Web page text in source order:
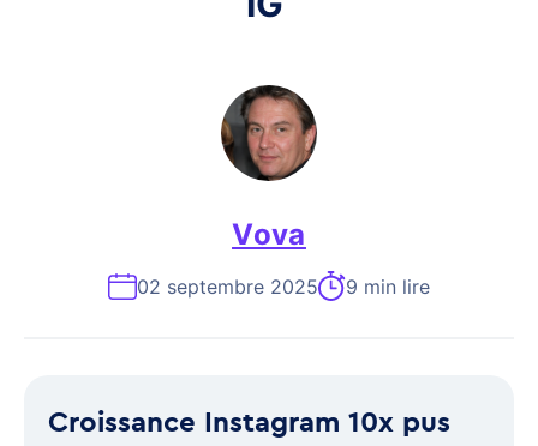
Vova
02 septembre 2025 9 min lire
Croissance Instagram 10x pus